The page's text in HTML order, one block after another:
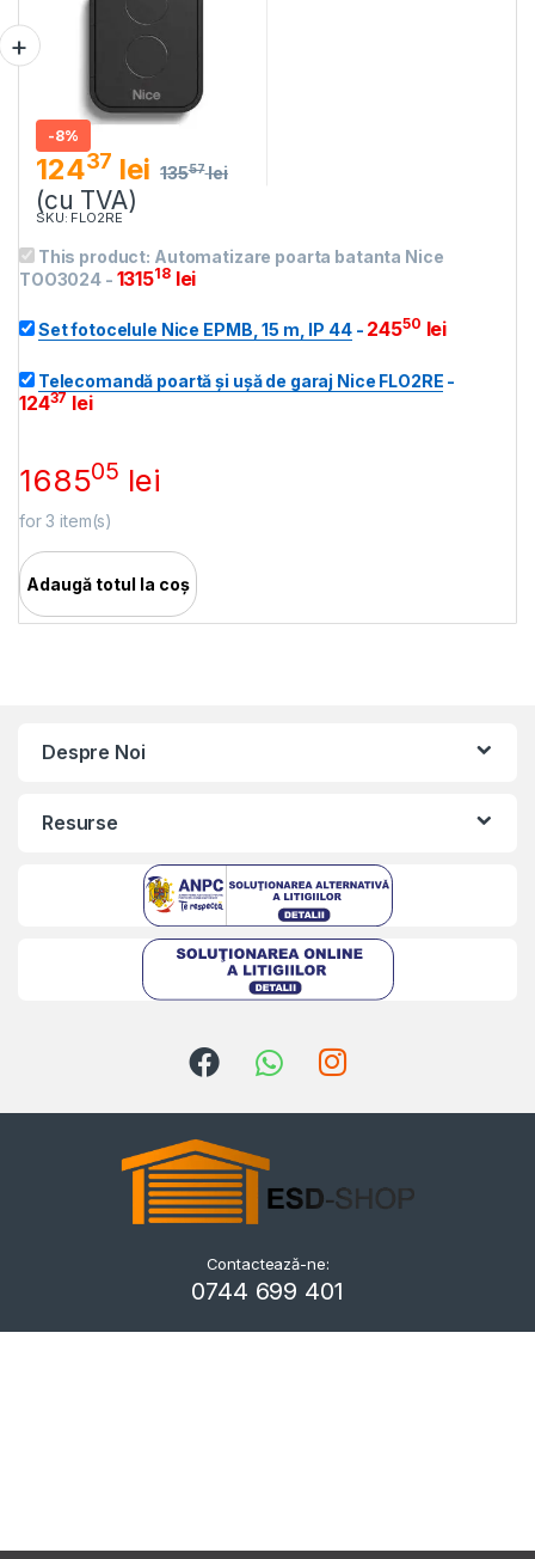
-8%
12437 lei 13557 lei
(cu TVA)
SKU: FLO2RE
This product: Automatizare poarta batanta Nice
TOO3024 - 131518 lei
Set fotocelule Nice EPMB, 15 m, IP 44- 24550 lei
Telecomandă poartă și ușă de garaj Nice FLO2RE -
12437 lei
168505 lei
for3 item(s)
Adaugă totul la coș
Despre Noi
Resurse
Kriszta
Typically replies within a day
Contactează-ne:
0744 699 401